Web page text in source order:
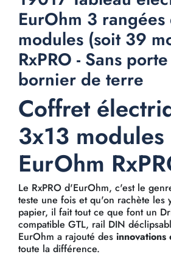
EurOhm 3 rangées
modules (soit 39
RxPRO - Sans
bornier de terre
Coffret
3x13 modules
EurOhm
Le RxPRO d'EurOhm, c'est le
teste une fois et qu'on rachète les
papier, il fait tout ce que font un
compatible GTL, rail DIN
EurOhm a rajouté des innovations
toute la différence.